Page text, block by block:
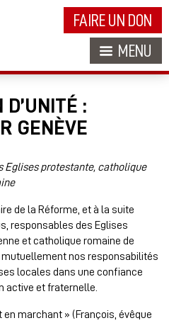
FAIRE UN DON
MENU
:
GENÈVE
Eglises protestante, catholique
de la Réforme, et à la suite
responsables des Eglises
et catholique romaine de
nos responsabilités
locales dans une confiance
active et fraternelle.
marchant » (François, évêque